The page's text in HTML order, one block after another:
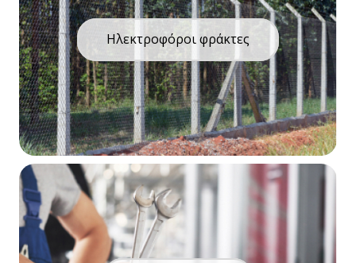
Ηλεκτροφόροι φράκτες